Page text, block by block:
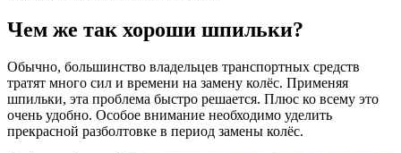
Чем же так хороши шпильки?
Обычно, большинство владельцев транспортных средств
тратят много сил и времени на замену колёс. Применяя
шпильки, эта проблема быстро решается. Плюс ко всему это
очень удобно. Особое внимание необходимо уделить
прекрасной разболтовке в период замены колёс.